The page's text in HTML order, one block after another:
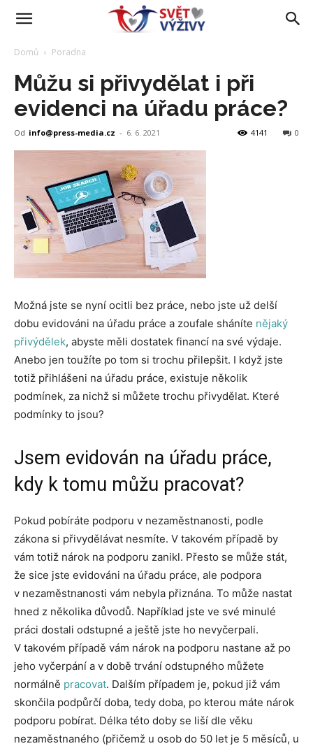
Domů Poradna
Můžu si přivydělat i při
evidenci na úřadu práce?
Od info@press-media.cz - 6. 6. 2021 0
4141
Možná jste se nyní ocitli bez práce, nebo jste už delší
dobu evidováni na úřadu práce a zoufale sháníte nějaký
přivýdělek, abyste měli dostatek financí na své výdaje.
Anebo jen toužíte po tom si trochu přilepšit. I když jste
totiž přihlášeni na úřadu práce, existuje několik
podmínek, za nichž si můžete trochu přivydělat. Které
podmínky to jsou?
Jsem evidován na úřadu práce,
kdy k tomu můžu pracovat?
Pokud pobíráte podporu v nezaměstnanosti, podle
zákona si přivydělávat nesmíte. V takovém případě by
vám totiž nárok na podporu zanikl. Přesto se může stát,
že sice jste evidováni na úřadu práce, ale podpora
v nezaměstnanosti vám nebyla přiznána. To může nastat
hned z několika důvodů. Například jste ve své minulé
práci dostali odstupné a ještě jste ho nevyčerpali.
V takovém případě vám nárok na podporu nastane až po
jeho vyčerpání a v době trvání odstupného můžete
normálně pracovat. Dalším případem je, pokud již vám
skončila podpůrčí doba, tedy doba, po kterou máte nárok
podporu pobírat. Délka této doby se liší dle věku
nezaměstnaného (přičemž u osob do 50 let je 5 měsíců, u